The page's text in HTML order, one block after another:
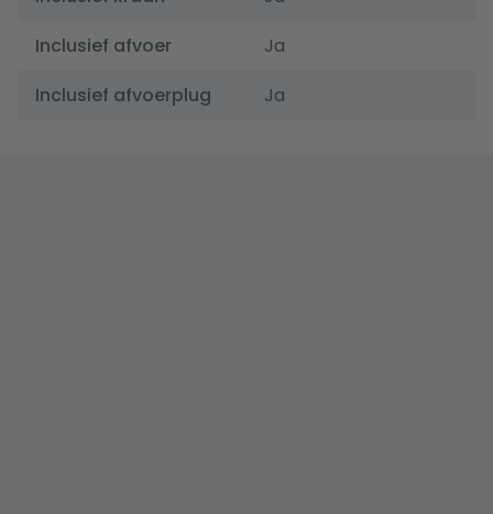
Inclusief afvoer
Ja
Inclusief afvoerplug
Ja